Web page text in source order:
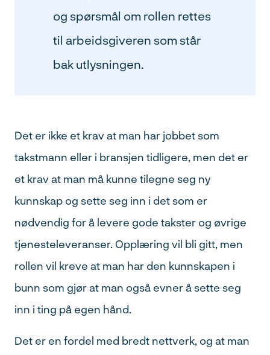
og spørsmål om rollen rettes
til arbeidsgiveren som står
bak utlysningen.
Det er ikke et krav at man har jobbet som
takstmann eller i bransjen tidligere, men det er
et krav at man må kunne tilegne seg ny
kunnskap og sette seg inn i det som er
nødvendig for å levere gode takster og øvrige
tjenesteleveranser. Opplæring vil bli gitt, men
rollen vil kreve at man har den kunnskapen i
bunn som gjør at man også evner å sette seg
inn i ting på egen hånd.
Det er en fordel med bredt nettverk, og at man